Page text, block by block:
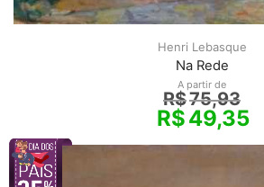
Henri Lebasque
Na Rede
A partir de
R$75,93
R$49,35